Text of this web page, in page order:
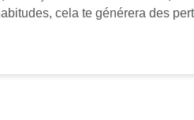
cela te générera des